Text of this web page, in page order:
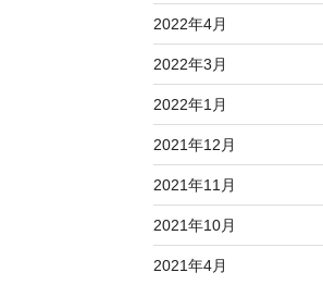
2022年4月
2022年3月
2022年1月
2021年12月
2021年11月
2021年10月
2021年4月